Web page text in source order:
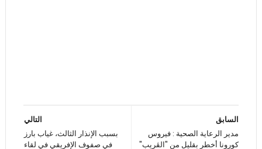
التالي
بسبب الإنذار الثالث، غياب بارز
في صفوف الإفريقي في لقاء
السابق
مدير الرعاية الصحية : فيروس
كورونا أخطر بقليل من "الڨريب"